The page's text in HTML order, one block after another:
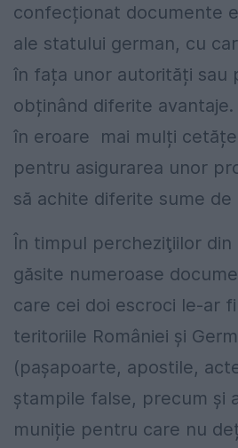
confecționat documente
ale statului german, cu
în fața unor autorități sau
obținând diferite
în eroare mai mulți
pentru asigurarea unor
să achite diferite sume de
În timpul percheziţiilor din
găsite numeroase
care cei doi escroci le-ar
teritoriile României și
(pașapoarte, apostile,
ștampile false, precum și
muniție pentru care nu